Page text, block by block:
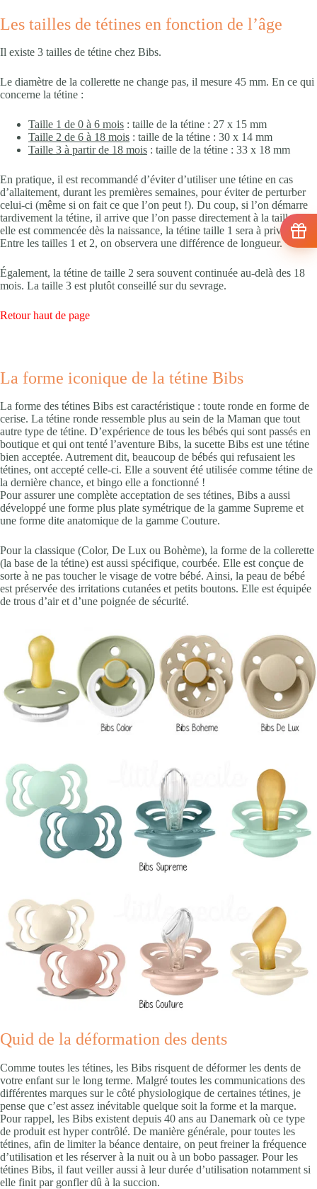
Les tailles de tétines en fonction de l’âge
Il existe 3 tailles de tétine chez Bibs.
Le diamètre de la collerette ne change pas, il mesure 45 mm. En ce qui
concerne la tétine :
Taille 1 de 0 à 6 mois : taille de la tétine : 27 x 15 mm
Taille 2 de 6 à 18 mois : taille de la tétine : 30 x 14 mm
Taille 3 à partir de 18 mois : taille de la tétine : 33 x 18 mm
En pratique, il est recommandé d’éviter d’utiliser une tétine en cas
d’allaitement, durant les premières semaines, pour éviter de perturber
celui-ci (même si on fait ce que l’on peut !). Du coup, si l’on démarre
tardivement la tétine, il arrive que l’on passe directement à la taille 2. Si
elle est commencée dès la naissance, la tétine taille 1 sera à privilégier.
Entre les tailles 1 et 2, on observera une différence de longueur.
Également, la tétine de taille 2 sera souvent continuée au-delà des 18
mois. La taille 3 est plutôt conseillé sur du sevrage.
Retour haut de page
La forme iconique de la tétine Bibs
La forme des tétines Bibs est caractéristique : toute ronde en forme de
cerise. La tétine ronde ressemble plus au sein de la Maman que tout
autre type de tétine. D’expérience de tous les bébés qui sont passés en
boutique et qui ont tenté l’aventure Bibs, la sucette Bibs est une tétine
bien acceptée. Autrement dit, beaucoup de bébés qui refusaient les
tétines, ont accepté celle-ci. Elle a souvent été utilisée comme tétine de
la dernière chance, et bingo elle a fonctionné !
Pour assurer une complète acceptation de ses tétines, Bibs a aussi
développé une forme plus plate symétrique de la gamme Supreme et
une forme dite anatomique de la gamme Couture.
Pour la classique (Color, De Lux ou Bohème), la forme de la collerette
(la base de la tétine) est aussi spécifique, courbée. Elle est conçue de
sorte à ne pas toucher le visage de votre bébé. Ainsi, la peau de bébé
est préservée des irritations cutanées et petits boutons. Elle est équipée
de trous d’air et d’une poignée de sécurité.
Quid de la déformation des dents
Comme toutes les tétines, les Bibs risquent de déformer les dents de
votre enfant sur le long terme. Malgré toutes les communications des
différentes marques sur le côté physiologique de certaines tétines, je
pense que c’est assez inévitable quelque soit la forme et la marque.
Pour rappel, les Bibs existent depuis 40 ans au Danemark où ce type
de produit est hyper contrôlé. De manière générale, pour toutes les
tétines, afin de limiter la béance dentaire, on peut freiner la fréquence
d’utilisation et les réserver à la nuit ou à un bobo passager. Pour les
tétines Bibs, il faut veiller aussi à leur durée d’utilisation notamment si
elle finit par gonfler dû à la succion.